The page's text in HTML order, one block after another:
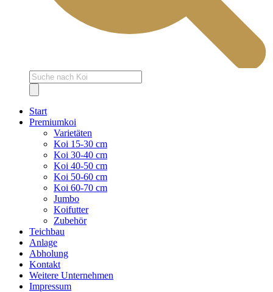
Products
search
Start
Premiumkoi
Varietäten
Koi 15-30 cm
Koi 30-40 cm
Koi 40-50 cm
Koi 50-60 cm
Koi 60-70 cm
Jumbo
Koifutter
Zubehör
Teichbau
Anlage
Abholung
Kontakt
Weitere Unternehmen
Impressum